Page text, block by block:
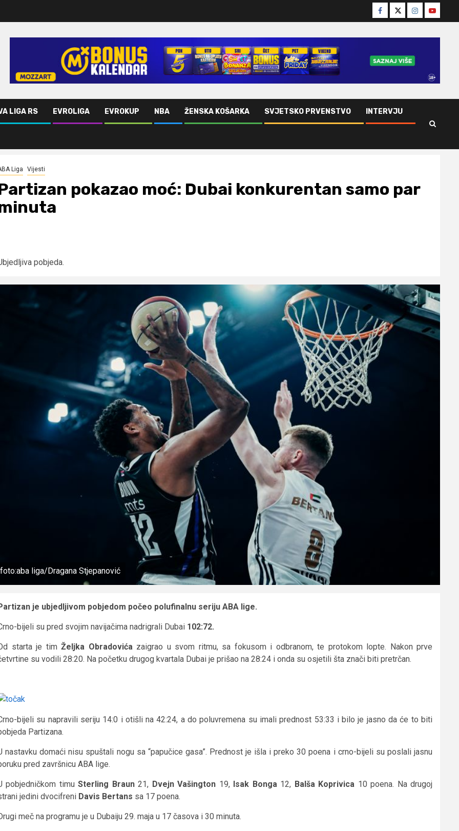
Facebook
TwitterInstagram
Youtube
LIGA RS EVROLIGA EVROKUP NBA ŽENSKA KOŠARKA SVJETSKO PRVENSTVO INTERVJU
Liga Vijesti
pokazao moć: Dubai konkurentan samo par
pobjeda.
foto:aba liga/Dragana Stjepanović
je ubjedljivom pobjedom počeo polufinalnu seriju ABA lige.
bijeli su pred svojim navijačima nadrigrali Dubai 102:72.
starta je tim Željka Obradovićazaigrao u svom ritmu, sa fokusom i odbranom, te protokom lopte. Nakon prve
su vodili 28:20. Na početku drugog kvartala Dubai je prišao na 28:24 i onda su osjetili šta znači biti pretrčan.
bijeli su napravili seriju 14:0 i otišli na 42:24, a do poluvremena su imali prednost 53:33 i bilo je jasno da će to biti
Partizana.
nastavku domaći nisu spuštali nogu sa “papučice gasa”. Prednost je išla i preko 30 poena i crno-bijeli su poslali jasnu
pred završnicu ABA lige.
pobjedničkom timuSterling Braun21, Dvejn Vašington 19, Isak Bonga12, Balša Koprivica 10 poena. Na drugoj
jedini dvocifreni Davis Bertans sa 17 poena.
meč na programu je u Dubaiju 29. maja u 17 časova i 30 minuta.